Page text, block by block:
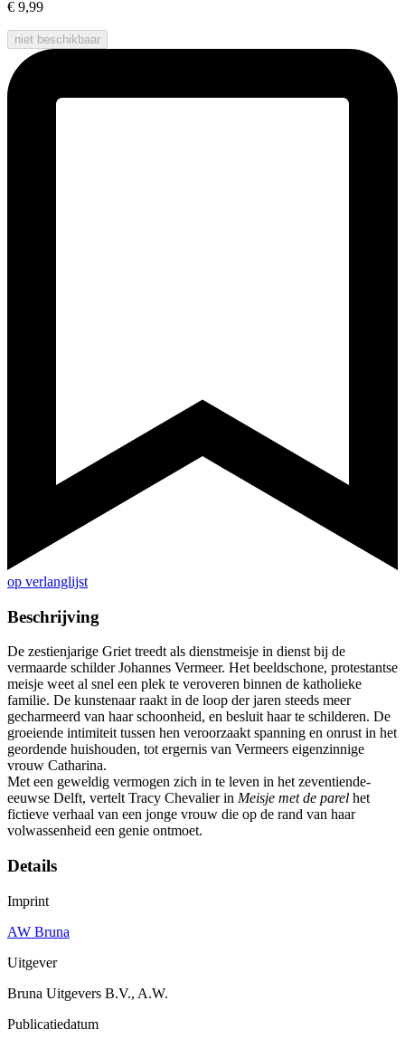
€ 9,99
niet beschikbaar
op verlanglijst
Beschrijving
De zestienjarige Griet treedt als dienstmeisje in dienst bij de
vermaarde schilder Johannes Vermeer. Het beeldschone, protestantse
meisje weet al snel een plek te veroveren binnen de katholieke
familie. De kunstenaar raakt in de loop der jaren steeds meer
gecharmeerd van haar schoonheid, en besluit haar te schilderen. De
groeiende intimiteit tussen hen veroorzaakt spanning en onrust in het
geordende huishouden, tot ergernis van Vermeers eigenzinnige
vrouw Catharina.
Met een geweldig vermogen zich in te leven in het zeventiende-
eeuwse Delft, vertelt Tracy Chevalier in Meisje met de parel het
fictieve verhaal van een jonge vrouw die op de rand van haar
volwassenheid een genie ontmoet.
Details
Imprint
AW Bruna
Uitgever
Bruna Uitgevers B.V., A.W.
Publicatiedatum